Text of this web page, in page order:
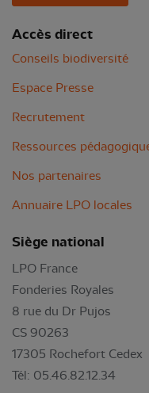
Accès direct
Conseils biodiversité
Espace Presse
Recrutement
Ressources
Nos partenaires
Annuaire LPO locales
Siège national
LPO France
Fonderies Royales
8 rue du Dr Pujos
CS 90263
17305 Rochefort Cedex
Tél: 05.46.82.12.34